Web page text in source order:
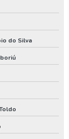
do Silva